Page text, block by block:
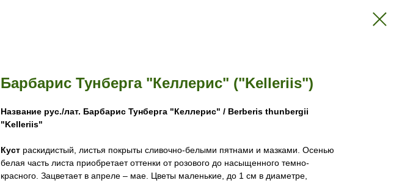
Барбарис Тунберга "Келлерис" ("Kelleriis")
Название рус./лат. Барбарис Тунберга "Келлерис" / Berberis thunbergii
"Kelleriis"
Куст раскидистый, листья покрыты сливочно-белыми пятнами и мазками. Осенью
белая часть листа приобретает оттенки от розового до насыщенного темно-
красного. Зацветает в апреле – мае. Цветы маленькие, до 1 см в диаметре,